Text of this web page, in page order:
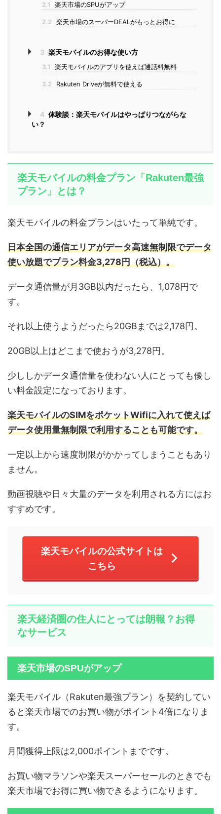
2.1 楽天市場のSPUがアップ
2.2 楽天市場のスーパーDEALがもっとお得に
3 楽天モバイルのお得な使い方
3.1 楽天モバイルのアプリを使えば通話料無料
3.2 Rakuten Driveが無料で使える
4 体験談：楽天モバイルはやっぱりつながらな
い？
楽天モバイルの料金プラン「Rakuten最強
プラン」とは？
楽天モバイルの料金プランはいたって単純です。
日本全国の通信エリアがデータ高速無制限でデータ
使い放題でプラン料金3,278円（税込）。
データ通信量が月3GB以内だったら、1,078円で
す。
それ以上使うようだったら20GBまでは2,178円。
20GB以上はどこまで使おうが3,278円。
少ししかデータ通信量を使わない人にとっても優し
い料金設定になっております。
楽天モバイルのSIMをポケットWifiに入れて使えば
データ使用量無制限で利用することも可能です。
一定以上から速度制限がかかってしまうこともあり
ません。
動画視聴や日々大量のデータを利用される方にはお
すすめです。
楽天モバイルの公式サイトは
こちら
楽天経済圏の住人にとっては朗報？お得
なサービス
楽天市場のSPUがアップ
楽天モバイル（Rakuten最強プラン）を契約してい
ると楽天市場でのお買い物がポイント4倍になりま
す。
月間獲得上限は2,000ポイントまでです。
お買い物マラソンや楽天スーパーセールのときでも
楽天市場でお得に買い物できるようになります。